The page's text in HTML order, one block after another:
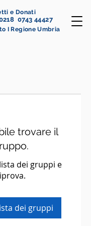
e Donati
0743 44427
I Regione Umbria
trovare il
dei gruppi e
dei gruppi